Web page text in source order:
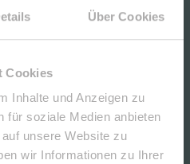
Über Cookies
Cookies
Inhalte und Anzeigen zu
für soziale Medien anbieten
unsere Website zu
wir Informationen zu Ihrer
HELLE 2-RWG MIT BALKON u.
WURZEN+++
2-RWG M. TERRASSE, AR U. TG
V. LPZ.-LAUSEN - NAHE D.